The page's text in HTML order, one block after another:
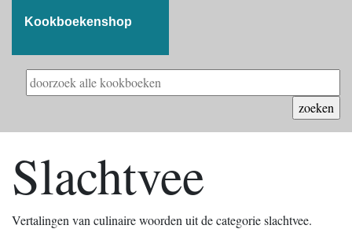
Kookboekenshop
Slachtvee
Vertalingen van culinaire woorden uit de categorie slachtvee.